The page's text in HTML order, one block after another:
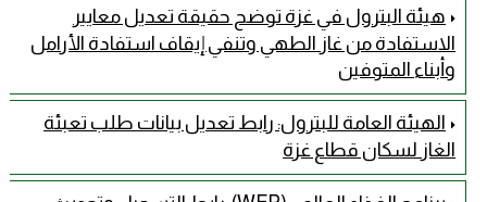
هيئة البترول في غزة توضح حقيقة تعديل معايير
الاستفادة من غاز الطهي وتنفي إيقاف استفادة الأرامل
وأبناء المتوفين
الهيئة العامة للبترول: رابط تعديل بيانات طلب تعبئة
الغاز لسكان قطاع غزة